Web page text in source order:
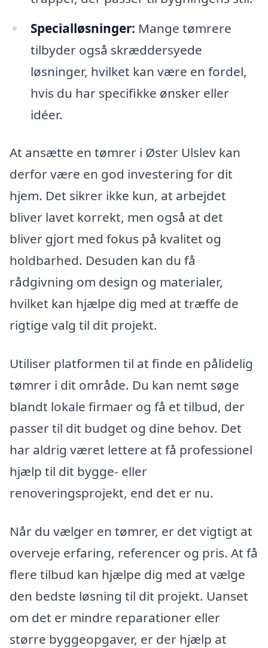
Specialløsninger: Mange tømrere
tilbyder også skræddersyede
løsninger, hvilket kan være en fordel,
hvis du har specifikke ønsker eller
idéer.
At ansætte en tømrer i Øster Ulslev kan
derfor være en god investering for dit
hjem. Det sikrer ikke kun, at arbejdet
bliver lavet korrekt, men også at det
bliver gjort med fokus på kvalitet og
holdbarhed. Desuden kan du få
rådgivning om design og materialer,
hvilket kan hjælpe dig med at træffe de
rigtige valg til dit projekt.
Utiliser platformen til at finde en pålidelig
tømrer i dit område. Du kan nemt søge
blandt lokale firmaer og få et tilbud, der
passer til dit budget og dine behov. Det
har aldrig været lettere at få professionel
hjælp til dit bygge- eller
renoveringsprojekt, end det er nu.
Når du vælger en tømrer, er det vigtigt at
overveje erfaring, referencer og pris. At få
flere tilbud kan hjælpe dig med at vælge
den bedste løsning til dit projekt. Uanset
om det er mindre reparationer eller
større byggeopgaver, er der hjælp at